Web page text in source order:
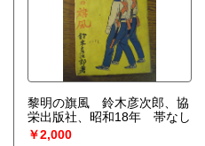
黎明の旗風 鈴木彦次郎、協
栄出版社、昭和18年 帯なし
￥2,000